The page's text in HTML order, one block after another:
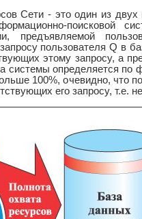
Сети - это один из двух
поисковой
предъявляемой
пользователя Q в
этому запросу, а
системы определяется
100%, очевидно, что
его запросу, т.е.